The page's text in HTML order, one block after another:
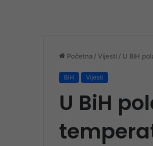
Početna / Vijesti / U BiH
BiH Vijesti
U BiH